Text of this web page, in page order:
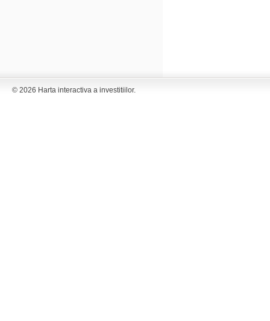
© 2026 Harta interactiva a investitiilor.